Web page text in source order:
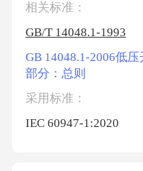
相关标准：
GB/T 14048.1-1993
GB 14048.1-2006低
部分：总则
采用标准：
IEC 60947-1:2020